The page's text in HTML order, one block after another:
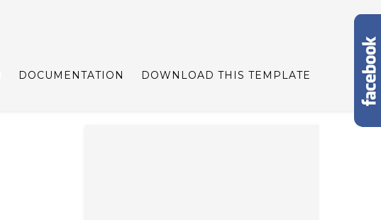
DOCUMENTATION DOWNLOAD THIS TEMPLATE